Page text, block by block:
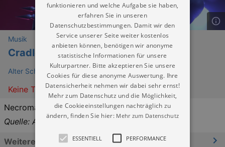
Musik
Cradle of Filth
Alter Schlachthof Dresden
Keine Termine
Necromantic Fantasies
Quelle: Alter Schlachthof
Weitere Informationen
funktionieren und welche Aufgabe sie haben,
erfahren Sie in unseren
Datenschutzbestimmungen. Damit wir den
Service unserer Seite weiter kostenlos
anbieten können, benötigen wir anonyme
statistische Informationen für unsere
Kulturpartner. Bitte akzeptieren Sie unsere
Cookies für diese anonyme Auswertung. Ihre
Datensicherheit nehmen wir dabei sehr ernst!
Mehr zum Datenschutz und die Möglichkeit,
die Cookieeinstellungen nachträglich zu
ändern, finden Sie hier: Mehr zum Datenschutz
ESSENTIELL PERFORMANCE